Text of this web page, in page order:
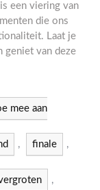
een viering van
die ons
Laat je
geniet van deze
mee aan
, finale ,
,